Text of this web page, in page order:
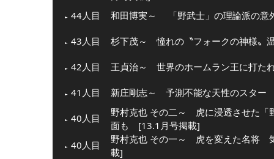
44人目
和田博実～ 「野武士」の理論派の
43人目 杉下茂～ 憧れの〝フォークの神様〟
42人目 王貞治～ 世界のホームラン王に打た
41人目 新庄剛志～ 予測不能な天性のスタ
40人目
野村克也 その二～ 虎に浸透させた
面も [13.1月号掲載]
40人目
野村克也 その一～ 虎を変えた名将
載]